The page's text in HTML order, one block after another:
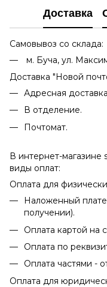
Доставка
Самовывоз со склада:
м. Буча, ул.
Доставка "Новой
Адресная
В отделение.
Почтомат.
В интернет-
виды оплат:
Оплата для
Наложенный
получении).
Оплата картой на
Оплата по
Оплата частями -
Оплата для